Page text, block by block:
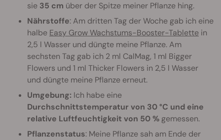
sie 35 cm über der Spitze meiner Pflanze hing.
Nährstoffe: Am dritten Tag der Woche gab ich eine
halbe Easy Grow Wachstums-Booster-Tablette in
2,5 l Wasser und düngte meine Pflanze. Am
sechsten Tag gab ich 2 ml CalMag, 1 ml Bigger
Flowers und 1 ml Thicker Flowers in 2,5 l Wasser
und düngte meine Pflanze erneut.
Umgebung: Ich habe eine
Durchschnittstemperatur von 30 °C und eine
relative Luftfeuchtigkeit von 50 % gemessen.
Pflanzenstatus: Meine Pflanze sah am Ende der